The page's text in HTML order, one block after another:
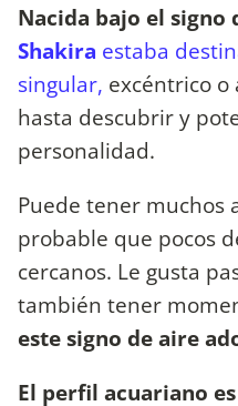
Nacida bajo el signo
Shakira estaba
singular, excéntrico
hasta descubrir y
personalidad.
Puede tener muchos
probable que pocos
cercanos. Le gusta
también tener
este signo de aire
El perfil acuariano